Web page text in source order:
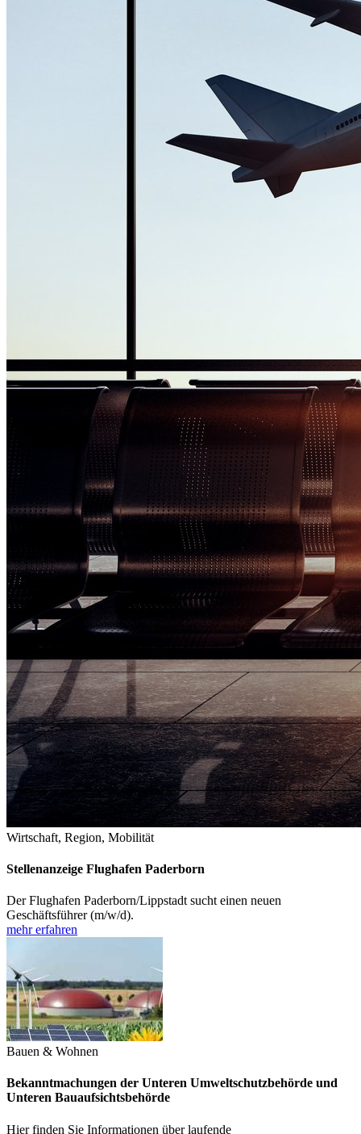
Wirtschaft, Region, Mobilität
Stellenanzeige Flughafen Paderborn
Der Flughafen Paderborn/Lippstadt sucht einen neuen
Geschäftsführer (m/w/d).
mehr erfahren
Bauen & Wohnen
Bekanntmachungen der Unteren Umweltschutzbehörde und
Unteren Bauaufsichtsbehörde
Hier finden Sie Informationen über laufende